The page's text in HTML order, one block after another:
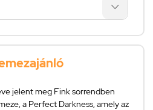
jelent meg Fink sorrendben
a Perfect Darkness, amely az